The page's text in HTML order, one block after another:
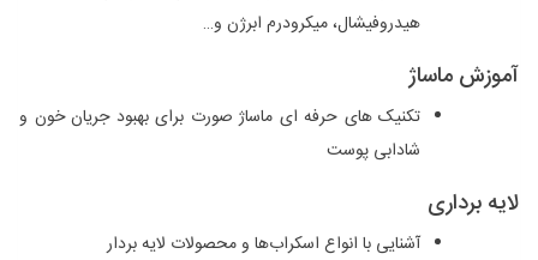
هیدروفیشال، میکرودرم ابرژن و…
آموزش ماساژ
تکنیک ‌های حرفه‌ ای ماساژ صورت برای بهبود جریان خون و
شادابی پوست
لایه برداری
آشنایی با انواع اسکراب‌ها و محصولات لایه بردار